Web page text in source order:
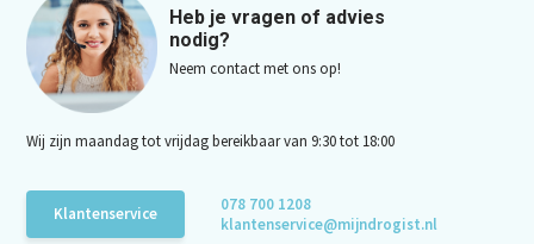
Heb je vragen of advies
nodig?
Neem contact met ons op!
Wij zijn maandag tot vrijdag bereikbaar van 9:30 tot 18:00
Klantenservice
078 700 1208
klantenservice@mijndrogist.nl